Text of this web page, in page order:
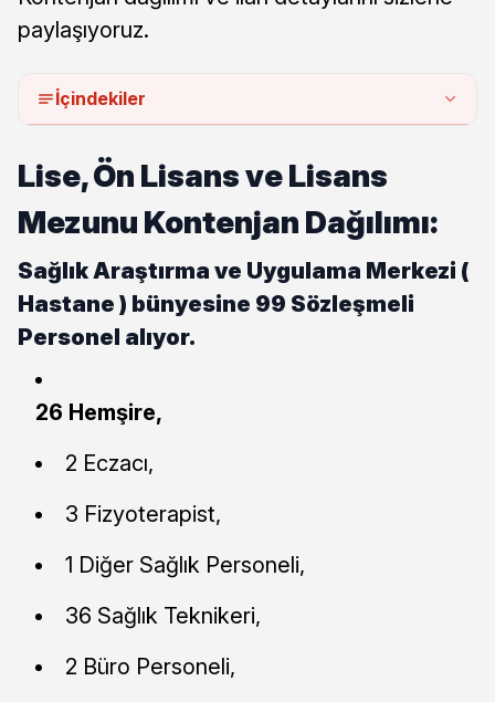
paylaşıyoruz.
İçindekiler
Lise, Ön Lisans ve Lisans
Mezunu Kontenjan Dağılımı:
Sağlık Araştırma ve Uygulama Merkezi (
Hastane ) bünyesine 99 Sözleşmeli
Personel alıyor.
26 Hemşire,
2 Eczacı,
3 Fizyoterapist,
1 Diğer Sağlık Personeli,
36 Sağlık Teknikeri,
2 Büro Personeli,